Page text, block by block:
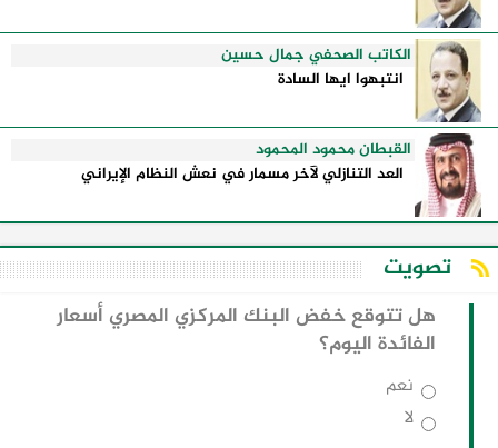
الكاتب الصحفي جمال حسين
انتبهوا ايها السادة
القبطان محمود المحمود
العد التنازلي لآخر مسمار في نعش النظام الإيراني
تصويت
هل تتوقع خفض البنك المركزي المصري أسعار
الفائدة اليوم؟
نعم
لا